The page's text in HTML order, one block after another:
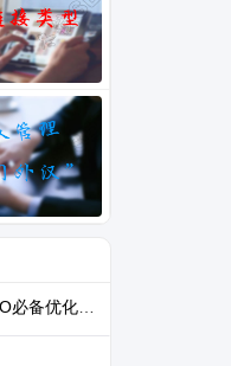
优化工具